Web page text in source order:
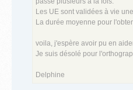
Les UE sont validées à vie
La durée moyenne pour
voila, j'espère avoir pu en
Je suis désolé pour
Delphine